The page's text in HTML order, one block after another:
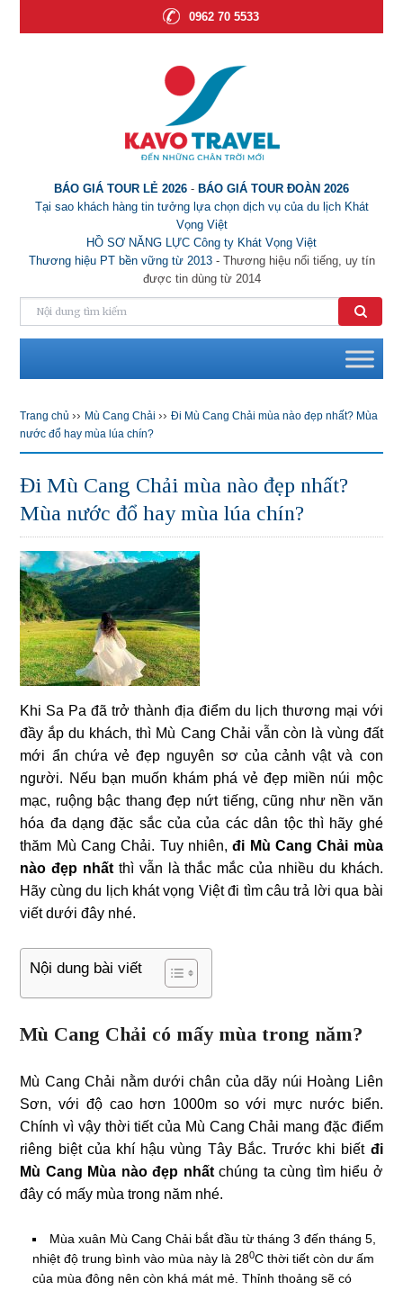
0962 70 5533
BÁO GIÁ TOUR LẺ 2026 - BÁO GIÁ TOUR ĐOÀN 2026
Tại sao khách hàng tin tưởng lựa chọn dịch vụ của du lịch Khát
Vọng Việt
HỒ SƠ NĂNG LỰC Công ty Khát Vọng Việt
Thương hiệu PT bền vững từ 2013- Thương hiệu nổi tiếng, uy tín
được tin dùng từ 2014
Trang chủ ›› Mù Cang Chải ››Đi Mù Cang Chải mùa nào đẹp nhất? Mùa
nước đổ hay mùa lúa chín?
Đi Mù Cang Chải mùa nào đẹp nhất?
Mùa nước đổ hay mùa lúa chín?
Khi Sa Pa đã trở thành địa điểm du lịch thương mại với
đầy ắp du khách, thì Mù Cang Chải vẫn còn là vùng đất
mới ẩn chứa vẻ đẹp nguyên sơ của cảnh vật và con
người. Nếu bạn muốn khám phá vẻ đẹp miền núi mộc
mạc, ruộng bậc thang đẹp nứt tiếng, cũng như nền văn
hóa đa dạng đặc sắc của của các dân tộc thì hãy ghé
thăm Mù Cang Chải. Tuy nhiên,đi Mù Cang Chải mùa
nào đẹp nhất thì vẫn là thắc mắc của nhiều du khách.
Hãy cùng du lịch khát vọng Việt đi tìm câu trả lời qua bài
viết dưới đây nhé.
Nội dung bài viết
Mù Cang Chải có mấy mùa trong năm?
Mù Cang Chải nằm dưới chân của dãy núi Hoàng Liên
Sơn, với độ cao hơn 1000m so với mực nước biển.
Chính vì vậy thời tiết của Mù Cang Chải mang đặc điểm
riêng biệt của khí hậu vùng Tây Bắc. Trước khi biết đi
Mù Cang Mùa nào đẹp nhấtchúng ta cùng tìm hiểu ở
đây có mấy mùa trong năm nhé.
Mùa xuân Mù Cang Chải bắt đầu từ tháng 3 đến tháng 5,
nhiệt độ trung bình vào mùa này là 280C thời tiết còn dư ấm
của mùa đông nên còn khá mát mẻ. Thỉnh thoảng sẽ có